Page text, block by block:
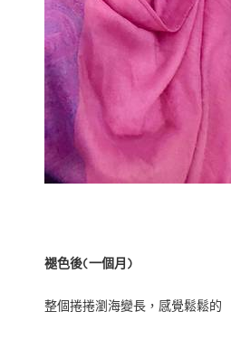
褪色後(一個月)
整個捲捲瀏海變長，感覺鬆鬆的